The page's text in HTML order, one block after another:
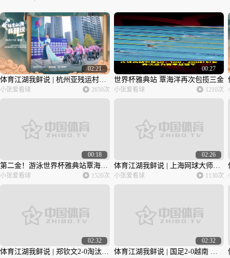
02:21
体育江湖我鲜说 | 杭州亚残运村正式开村 欧预赛葡萄牙大胜C罗连场双响
小张爱看球 2650次
00:27
世界杯雅典站 覃海洋再次包揽三金
小张爱看球 1210次
00:18
第二金！游泳世界杯雅典站覃海洋50蛙夺冠
小张爱看球 1520次
02:26
体育江湖我鲜说 | 上海网球大师赛决赛今日上演 友谊赛：德国3-1逆转美国
小张爱看球 1130次
02:32
体育江湖我鲜说 | 郑钦文2-0淘汰萨卡里挺进8强 乒乓球全锦赛男女单打八强出炉
02:32
体育江湖我鲜说 | 国足2-0越南 王秋明凌空斩武磊建功 张之臻不敌16号种子无缘八强